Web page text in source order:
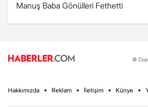
Manuş Baba Gönülleri Fethetti
©
Hakkımızda Reklam İletişim Künye